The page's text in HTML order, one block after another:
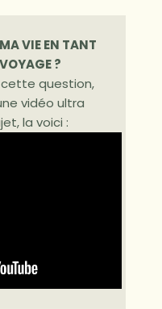
VIE EN TANT
?
question,
vidéo ultra
la voici :